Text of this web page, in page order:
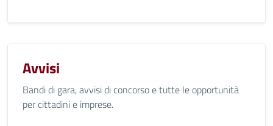
Avvisi
Bandi di gara, avvisi di concorso e tutte le opportunità
per cittadini e imprese.